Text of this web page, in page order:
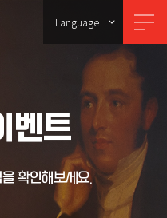
Language
벤트
확인해보세요.